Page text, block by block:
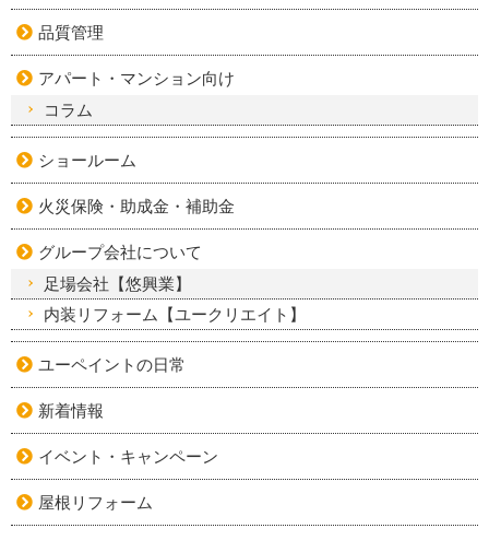
品質管理
アパート・マンション向け
コラム
ショールーム
火災保険・助成金・補助金
グループ会社について
足場会社【悠興業】
内装リフォーム【ユークリエイト】
ユーペイントの日常
新着情報
イベント・キャンペーン
屋根リフォーム